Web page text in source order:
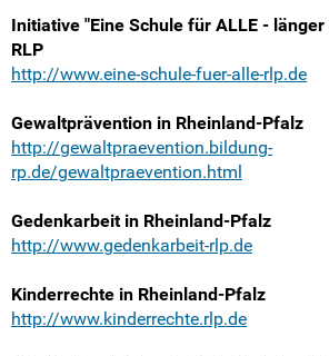
Initiative "Eine Schule für ALLE -
RLP
http://www.eine-schule-fuer-alle-rlp.de
Gewaltprävention in Rheinland-Pfalz
http://gewaltpraevention.bildung-
rp.de/gewaltpraevention.html
Gedenkarbeit in Rheinland-Pfalz
http://www.gedenkarbeit-rlp.de
Kinderrechte in Rheinland-Pfalz
http://www.kinderrechte.rlp.de